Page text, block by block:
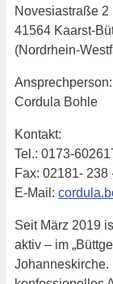
Novesiastraße 2
41564 Kaarst-
(Nordrhein-
Ansprechperson:
Cordula Bohle
Kontakt:
Tel.: 0173-
Fax: 02181- 238
E-Mail:
Seit März 2019
aktiv – im
Johanneskirche.